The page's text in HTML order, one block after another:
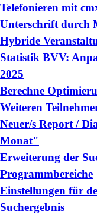
Telefonieren mit
Unterschrift durch
Hybride
Statistik BVV:
2025
Berechne
Weiteren
Neuer/s Report /
Monat"
Erweiterung der
Programmbereiche
Einstellungen für
Suchergebnis